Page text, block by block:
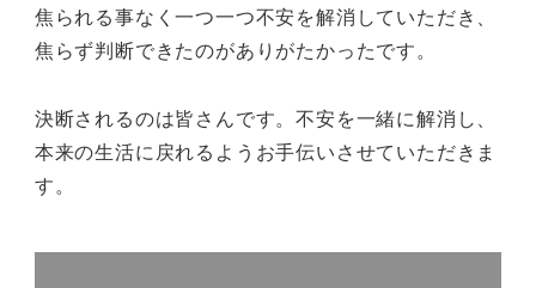
焦られる事なく一つ一つ不安を解消していただき、
焦らず判断できたのがありがたかったです。
決断されるのは皆さんです。不安を一緒に解消し、
本来の生活に戻れるようお手伝いさせていただきま
す。